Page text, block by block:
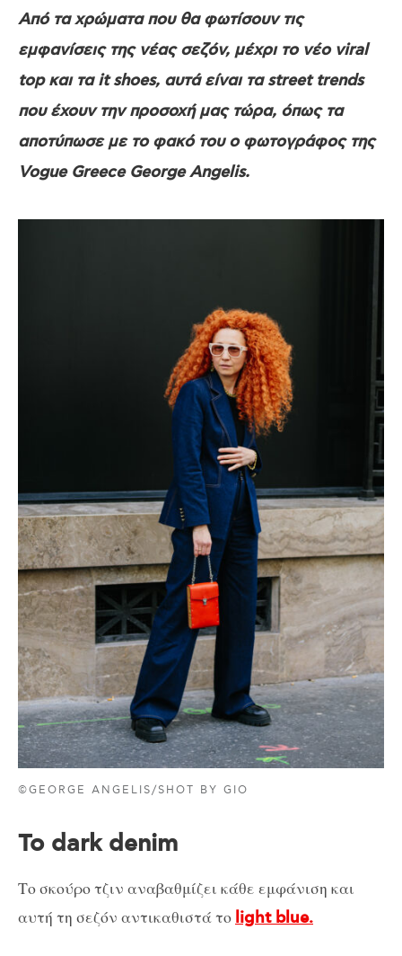
Από τα χρώματα που θα φωτίσουν τις
εμφανίσεις της νέας σεζόν, μέχρι το νέο viral
top και τα it shoes, αυτά είναι τα street trends
που έχουν την προσοχή μας τώρα, όπως τα
αποτύπωσε με το φακό του ο φωτογράφος της
Vogue Greece George Angelis.
©GEORGE ANGELIS/SHOT BY GIO
Το dark denim
Το σκούρο τζιν αναβαθμίζει κάθε εμφάνιση και
αυτή τη σεζόν αντικαθιστά το light blue.